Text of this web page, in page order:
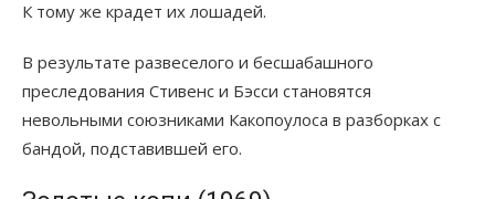
К тому же крадет их лошадей.
В результате развеселого и бесшабашного
преследования Стивенс и Бэсси становятся
невольными союзниками Какопоулоса в разборках с
бандой, подставившей его.